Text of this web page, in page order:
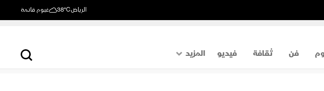
الرياض38°C غيوم قاتمة
فن ثقافة فيديو
المزيد